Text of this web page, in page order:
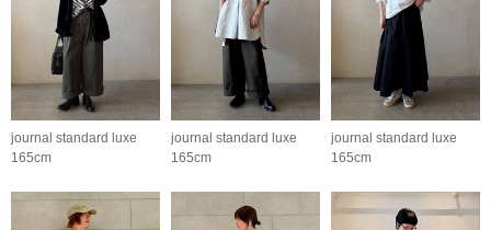
journal standard luxe
165cm
journal standard luxe
165cm
journal standard luxe
165cm